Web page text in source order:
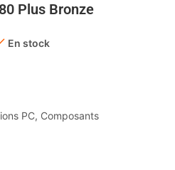
Plus Bronze
En stock
PC, Composants